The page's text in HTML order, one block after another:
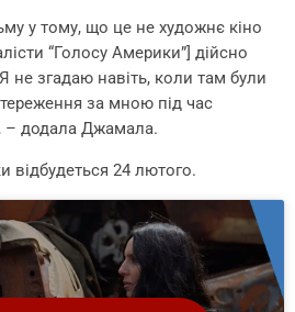
у тому, що це не художнє кіно
“Голосу Америки”] дійсно
не згадаю навіть, коли там були
за мною під час
– додала Джамала.
відбудеться 24 лютого.